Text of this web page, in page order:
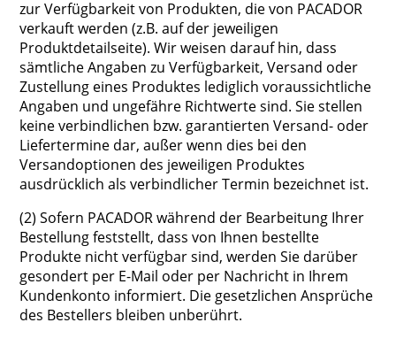
zur Verfügbarkeit von Produkten, die von PACADOR
verkauft werden (z.B. auf der jeweiligen
Produktdetailseite). Wir weisen darauf hin, dass
sämtliche Angaben zu Verfügbarkeit, Versand oder
Zustellung eines Produktes lediglich voraussichtliche
Angaben und ungefähre Richtwerte sind. Sie stellen
keine verbindlichen bzw. garantierten Versand- oder
Liefertermine dar, außer wenn dies bei den
Versandoptionen des jeweiligen Produktes
ausdrücklich als verbindlicher Termin bezeichnet ist.
(2) Sofern PACADOR während der Bearbeitung Ihrer
Bestellung feststellt, dass von Ihnen bestellte
Produkte nicht verfügbar sind, werden Sie darüber
gesondert per E-Mail oder per Nachricht in Ihrem
Kundenkonto informiert. Die gesetzlichen Ansprüche
des Bestellers bleiben unberührt.